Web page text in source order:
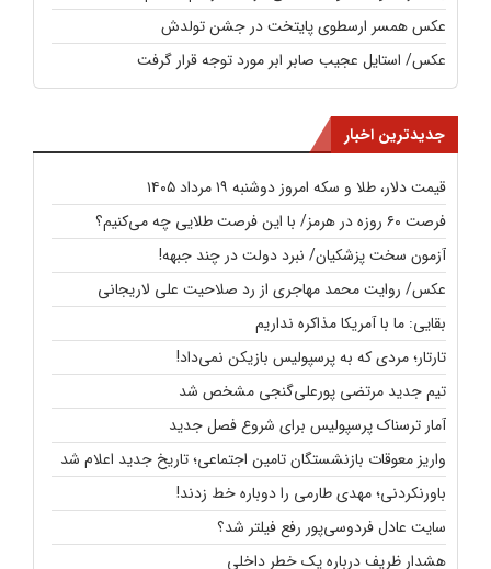
عکس همسر ارسطوی پایتخت در جشن تولدش
عکس/ استایل عجیب صابر ابر مورد توجه قرار گرفت
جدیدترین اخبار
قیمت دلار، طلا و سکه امروز دوشنبه ۱۹ مرداد ۱۴۰۵
فرصت ۶۰ روزه در هرمز/ با این فرصت طلایی چه می‌کنیم؟
آزمون سخت پزشکیان/ نبرد دولت در چند جبهه!
عکس/ روایت محمد مهاجری از رد صلاحیت علی لاریجانی
بقایی: ما با آمریکا مذاکره نداریم
تارتار؛‌ مردی که به پرسپولیس بازیکن نمی‌داد!
تیم جدید مرتضی پورعلی‌گنجی مشخص شد
آمار ترسناک پرسپولیس برای شروع فصل جدید
واریز معوقات بازنشستگان تامین اجتماعی؛ تاریخ جدید اعلام شد
باورنکردنی؛ مهدی طارمی را دوباره خط زدند!
سایت عادل فردوسی‌پور رفع فیلتر شد؟
هشدار ظریف درباره یک خطر داخلی